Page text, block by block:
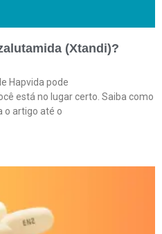
(Xtandi)?
Hapvida pode
está no lugar certo. Saiba como
o artigo até o